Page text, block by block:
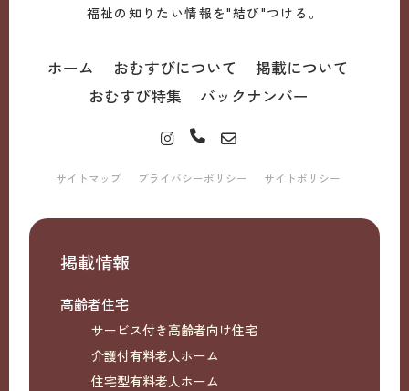
福祉の知りたい情報を"結び"つける。
ホーム おむすびについて
掲載について
おむすび特集
バックナンバー
サイトマップ プライバシーポリシー サイトポリシー
掲載情報
高齢者住宅
サービス付き高齢者向け住宅
介護付有料老人ホーム
住宅型有料老人ホーム